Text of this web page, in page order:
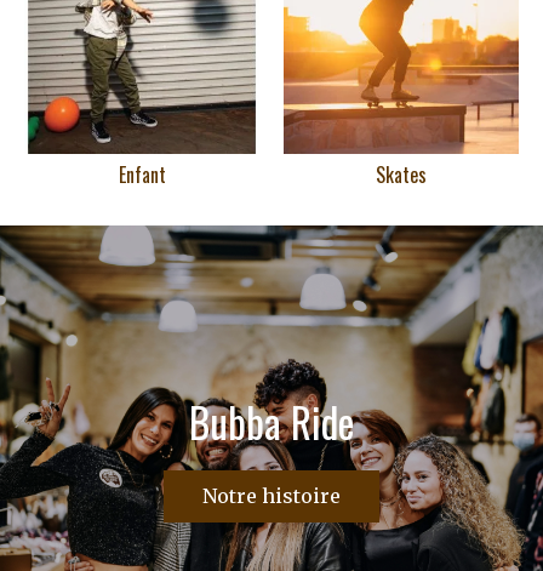
Enfant Skates
Bubba Ride
Notre histoire